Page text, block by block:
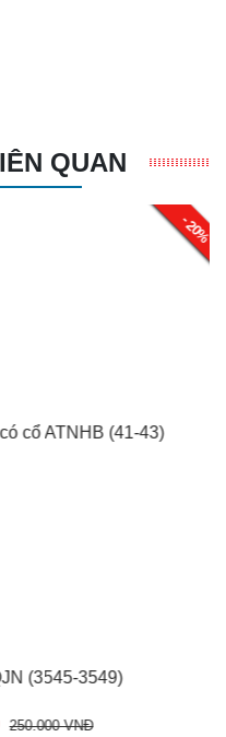
QUAN
- 20%
(3545-3549)
VNĐ